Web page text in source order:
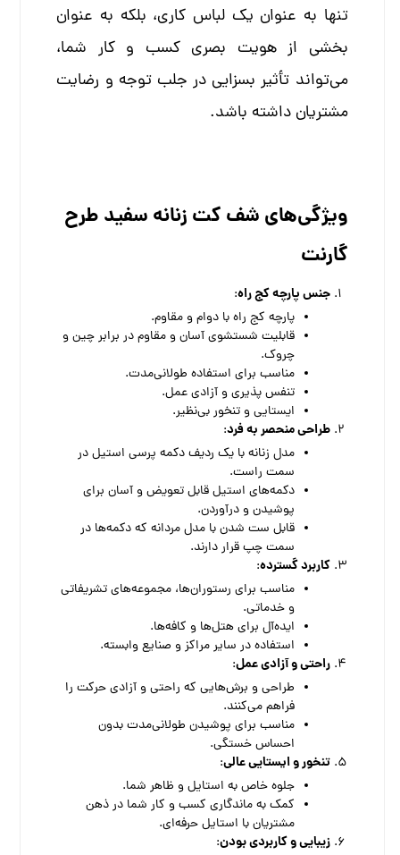
تنها به عنوان یک لباس کاری، بلکه به عنوان
بخشی از هویت بصری کسب و کار شما،
می‌تواند تأثیر بسزایی در جلب توجه و رضایت
مشتریان داشته باشد.
ویژگی‌های شف کت زنانه سفید طرح
گارنت
جنس پارچه کج راه:
پارچه کج راه با دوام و مقاوم.
قابلیت شستشوی آسان و مقاوم در برابر چین و
چروک.
مناسب برای استفاده طولانی‌مدت.
تنفس پذیری و آزادی عمل.
ایستایی و تنخور بی‌نظیر.
طراحی منحصر به فرد:
مدل زنانه با یک ردیف دکمه پرسی استیل در
سمت راست.
دکمه‌های استیل قابل تعویض و آسان برای
پوشیدن و درآوردن.
قابل ست شدن با مدل مردانه که دکمه‌ها در
سمت چپ قرار دارند.
کاربرد گسترده:
مناسب برای رستوران‌ها، مجموعه‌های تشریفاتی
و خدماتی.
ایده‌آل برای هتل‌ها و کافه‌ها.
استفاده در سایر مراکز و صنایع وابسته.
راحتی و آزادی عمل:
طراحی و برش‌هایی که راحتی و آزادی حرکت را
فراهم می‌کنند.
مناسب برای پوشیدن طولانی‌مدت بدون
احساس خستگی.
تنخور و ایستایی عالی:
جلوه خاص به استایل و ظاهر شما.
کمک به ماندگاری کسب و کار شما در ذهن
مشتریان با استایل حرفه‌ای.
زیبایی و کاربردی بودن: